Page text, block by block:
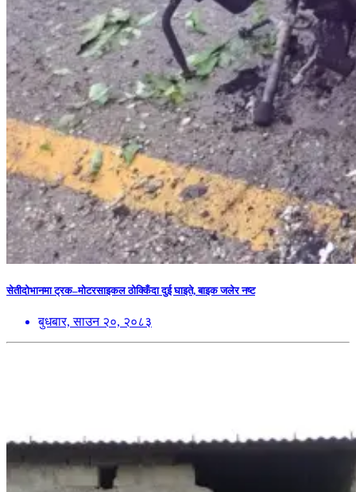
सेतीदोभानमा ट्रक–मोटरसाइकल ठोक्किँदा दुई घाइते, बाइक जलेर नष्ट
बुधबार, साउन २०, २०८३